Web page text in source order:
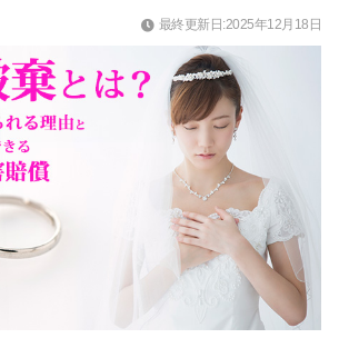
最終更新日:2025年12月18日